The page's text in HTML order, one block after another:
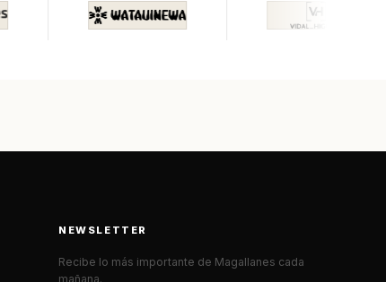
NEWSLETTER
Recibe lo más importante de Magallanes cada
mañana.